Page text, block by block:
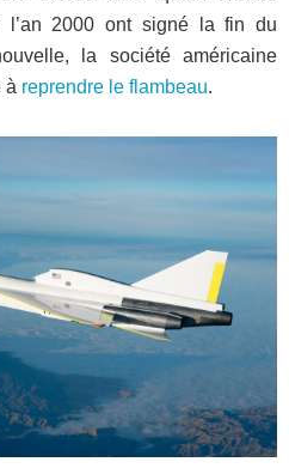
2000 ont signé la fin du
la société américaine
à reprendre le flambeau.